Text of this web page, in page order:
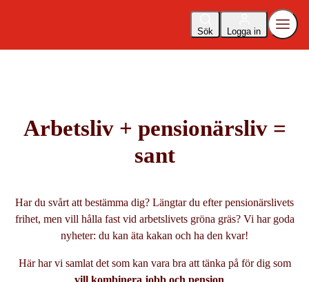
Sök Logga in
Arbetsliv + pensionärsliv =
sant
Har du svårt att bestämma dig? Längtar du efter pensionärslivets
frihet, men vill hålla fast vid arbetslivets gröna gräs? Vi har goda
nyheter: du kan äta kakan och ha den kvar!
Här har vi samlat det som kan vara bra att tänka på för dig som